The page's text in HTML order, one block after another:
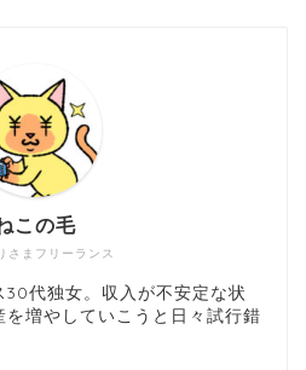
さまフリーランス
この毛
代独女。収入が不安定な状
増やしていこうと日々試行錯